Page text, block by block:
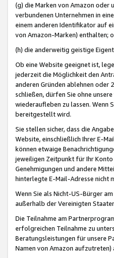
(g) die Marken von Amazon oder
verbundenen Unternehmen in
einem anderen Identifikator auf
von Amazon-Marken) enthalten;
(h) die anderweitig geistige
Ob eine Website geeignet ist,
jederzeit die Möglichkeit den
anderen Gründen ablehnen oder
schließen, dürfen Sie ohne
wiederaufleben zu lassen. Wenn
bereitgestellt wird.
Sie stellen sicher, dass die
Website, einschließlich Ihrer E-
können etwaige
jeweiligen Zeitpunkt für Ihr Konto
Genehmigungen und andere
hinterlegte E-Mail-Adresse nicht
Wenn Sie als Nicht-US-Bürger
außerhalb der Vereinigten
Die Teilnahme am
erfolgreichen Teilnahme zu
Beratungsleistungen für unsere
Namen von Amazon aufzutreten)